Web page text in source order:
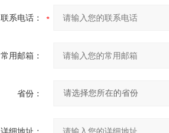
联系电话：
常用邮箱：
省份：